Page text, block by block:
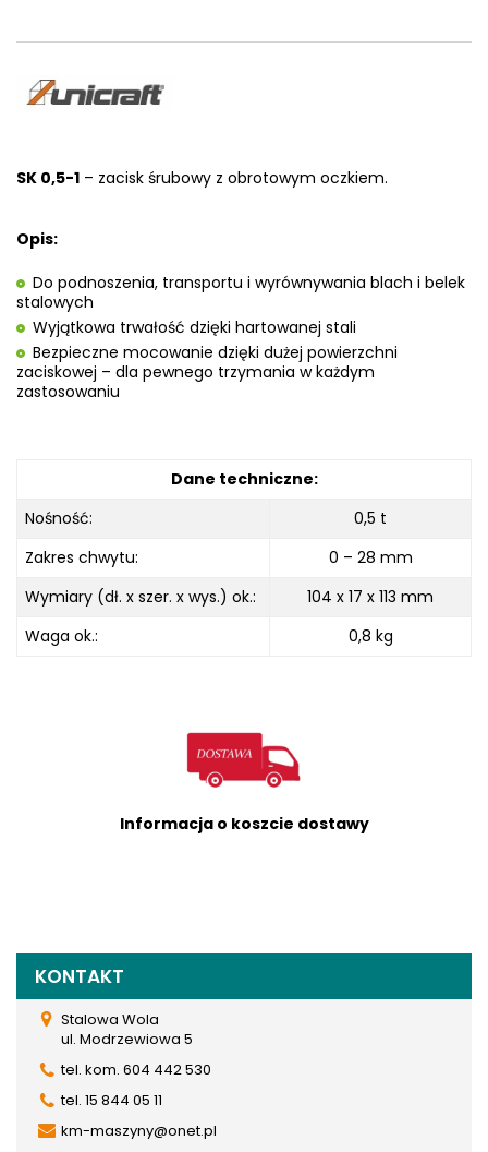
SK 0,5-1 – zacisk śrubowy z obrotowym oczkiem.
Opis:
Do podnoszenia, transportu i wyrównywania blach i belek
stalowych
Wyjątkowa trwałość dzięki hartowanej stali
Bezpieczne mocowanie dzięki dużej powierzchni
zaciskowej – dla pewnego trzymania w każdym
zastosowaniu
Dane techniczne:
Nośność:
0,5 t
Zakres chwytu:
0 – 28 mm
Wymiary (dł. x szer. x wys.) ok.:
104 x 17 x 113 mm
Waga ok.:
0,8 kg
Informacja o koszcie dostawy
KONTAKT
Stalowa Wola
ul. Modrzewiowa 5
tel. kom. 604 442 530
tel. 15 844 05 11
km-maszyny@onet.pl